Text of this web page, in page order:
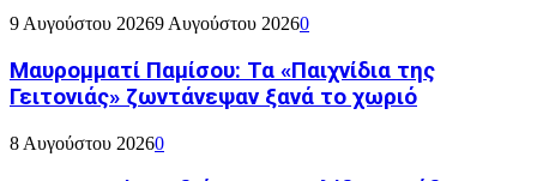
9 Αυγούστου 20269 Αυγούστου 20260
Μαυρομματί Παμίσου: Τα «Παιχνίδια της
Γειτονιάς» ζωντάνεψαν ξανά το χωριό
8 Αυγούστου 20260